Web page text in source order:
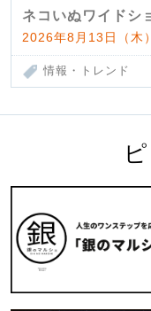
ネコいぬワイドシ
2026年8月13日（木
情報・トレンド